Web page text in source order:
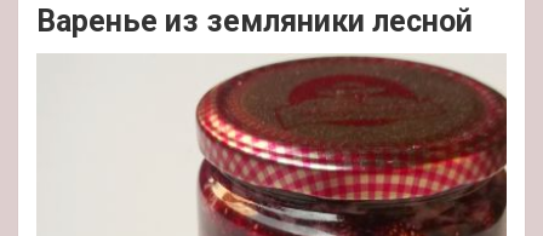
Варенье из земляники лесной